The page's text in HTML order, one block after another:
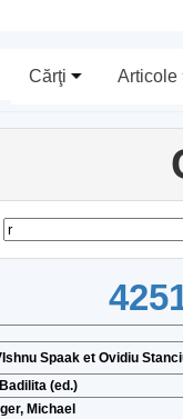
Cărţi Articole
Spaak et Ovidiu
(ed.)
Michael